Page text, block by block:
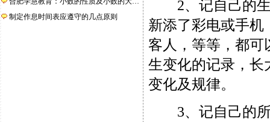
制定作息时间表应遵守的几点原则
2、记自己的生
新添了彩电或手机
客人，等等，都可
生变化的记录，长
变化及规律。
3、记自己的所